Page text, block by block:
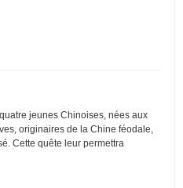
jeunes Chinoises, nées aux
originaires de la Chine féodale,
Cette quête leur permettra